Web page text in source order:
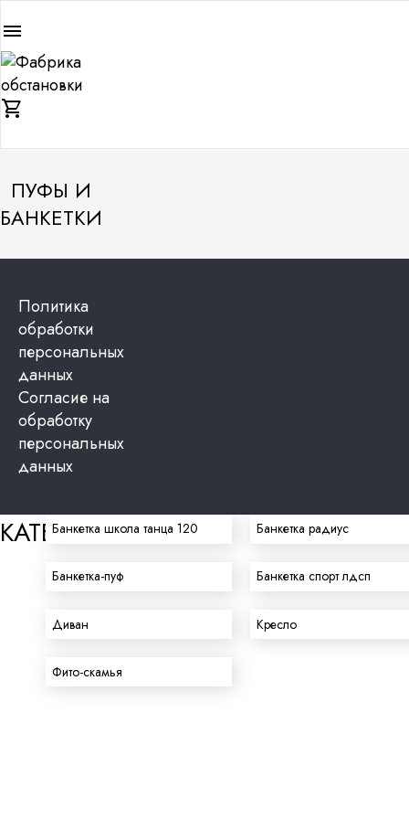
menu
shopping_cart
ПУФЫ И
БАНКЕТКИ
КАТЕГОРИИ
Столы и консоли Тележки и тумбы
Банкетка школа танца 120 Банкетка радиус
Банкетка-пуф Банкетка спорт лдсп
Диван Кресло
Фито-скамья
Политика
обработки
персональных
данных
Согласие на
обработку
персональных
данных